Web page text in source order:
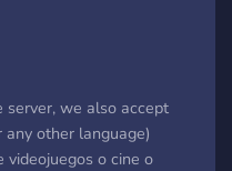
we also accept
other language)
videojuegos o cine o